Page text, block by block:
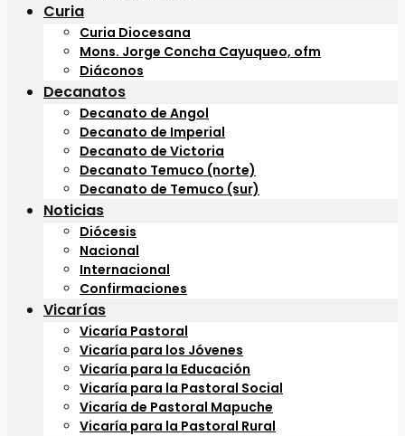
Curia
Curia Diocesana
Mons. Jorge Concha Cayuqueo, ofm
Diáconos
Decanatos
Decanato de Angol
Decanato de Imperial
Decanato de Victoria
Decanato Temuco (norte)
Decanato de Temuco (sur)
Noticias
Diócesis
Nacional
Internacional
Confirmaciones
Vicarías
Vicaría Pastoral
Vicaría para los Jóvenes
Vicaría para la Educación
Vicaría para la Pastoral Social
Vicaría de Pastoral Mapuche
Vicaría para la Pastoral Rural